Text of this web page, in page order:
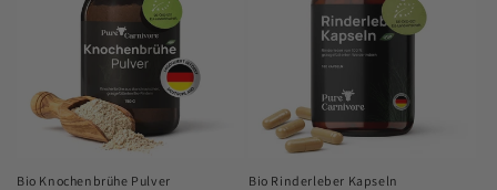
Bio Knochenbrühe Pulver Bio Rinderleber Kapseln